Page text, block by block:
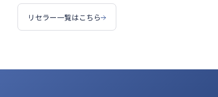
リセラー一覧はこちら